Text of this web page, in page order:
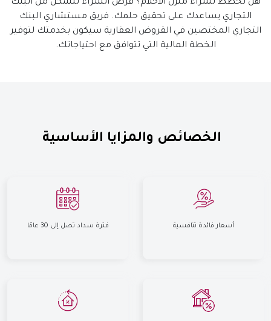
هل تخطط لشراء منزل الأحلام؟ قرض الشراء للسكن من البنك
التجاري يساعدك على تحقيق حلمك. فريق مستشاري البنك
التجاري المختصين في القروض العقارية سيكون بخدمتك لتوفير
الخطة المالية التي تتوافق مع احتياجاتك.
الخصائص والمزايا الأساسية
أسعار فائدة تنافسية فترة سداد تصل إلى 30 عامًا